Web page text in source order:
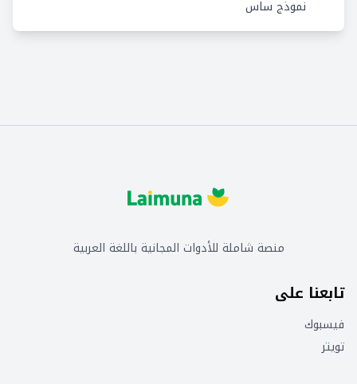
نموذج ساس
منصة شاملة للأدوات المجانية باللغة العربية
تابعنا على
فيسبوك
تويتر